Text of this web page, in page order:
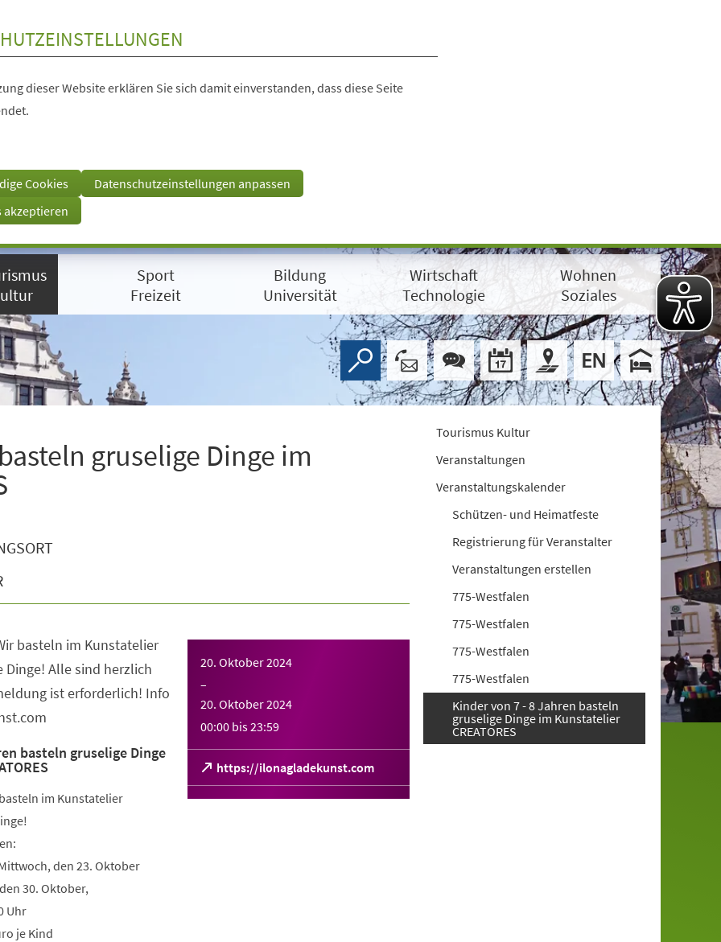
dieser Website erklären Sie sich damit einverstanden, dass diese Seite
Cookies
Datenschutzeinstellungen anpassen
akzeptieren
Sport
Freizeit
Bildung
Universität
Wirtschaft
Technologie
Wohnen
Soziales
gruselige Dinge im
20. Oktober 2024
–
20. Oktober 2024
00:00 bis23:59
https://ilonagladekunst.com
(Öffnet
in
einem
basteln im Kunstatelier
Dinge! Alle sind herzlich
ist erforderlich! Info
basteln gruselige Dinge
im Kunstatelier
Mittwoch, den 23. Oktober
30. Oktober,
Uhr
je Kind
Tourismus Kultur
Veranstaltungen
Veranstaltungskalender
Schützen- und Heimatfeste
Registrierung für Veranstalter
Veranstaltungen erstellen
775-Westfalen
775-Westfalen
775-Westfalen
775-Westfalen
Kinder von 7 - 8 Jahren basteln
gruselige Dinge im Kunstatelier
CREATORES